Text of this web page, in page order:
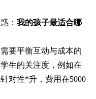
： 我的孩子最适合哪
要平衡互动与成本的
生的关注度，例如在
对性*升，费用在5000